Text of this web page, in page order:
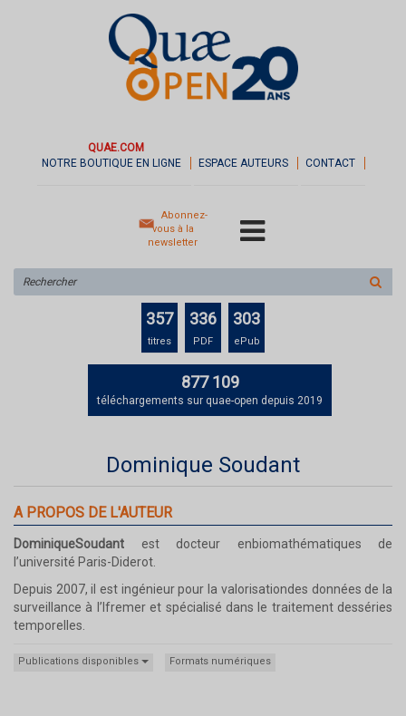
QUAE.COM
NOTRE BOUTIQUE EN LIGNE
ESPACE AUTEURS CONTACT
Abonnez-
vous à la
newsletter
sur
le
357
titres
336
PDF
303
ePub
877 109
téléchargements sur quae-open depuis 2019
Dominique Soudant
A PROPOS DE L'AUTEUR
DominiqueSoudant est docteur enbiomathématiques de
l’université Paris-Diderot.
Depuis 2007, il est ingénieur pour la valorisationdes données de la
surveillance à l’Ifremer et spécialisé dans le traitement desséries
temporelles.
Publications disponibles Formats numériques